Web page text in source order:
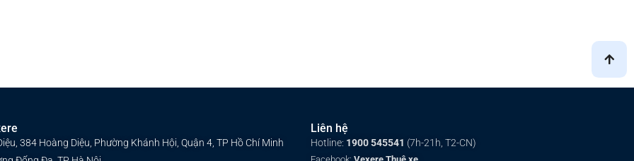
384 Hoàng Diệu, Phường Khánh Hội, Quận 4, TP Hồ Chí Minh
Liên hệ
Hotline: 1900 545541 (7h-21h, T2-CN)